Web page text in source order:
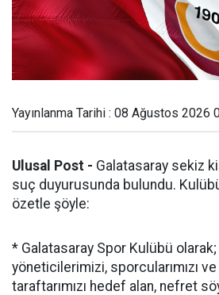
Yayınlanma Tarihi : 08 Ağustos 2026
Ulusal Post - Galatasaray sekiz
suç duyurusunda bulundu.
özetle şöyle:
* Galatasaray Spor Kulübü
yöneticilerimizi, sporcularımızı
taraftarımızı hedef alan, nefret